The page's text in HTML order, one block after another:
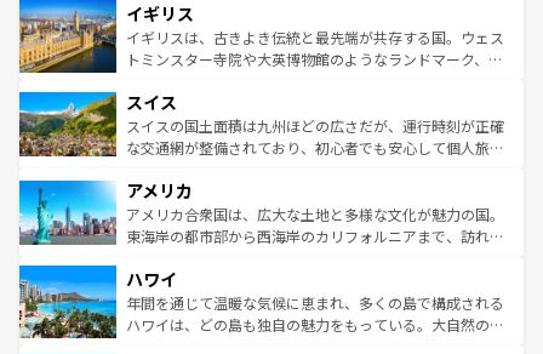
いる。シャンパンの発祥地であるランス、プロヴァンスの
香り高いラベンダー畑など、多彩な楽しみ方が可能だ。さ
らに、パリ以外の地域にも魅力が溢れており、どの街角に
れる地方に足を運ぶとそれぞれで全く異なる文化を体験で
きるだろう。 なお、新着のフランス情報はコンテンツ一覧
を参照してほしい。
顔を持つこの国は、どこを歩いても飽きることがない。ベ
ルリンの文化的活気、バイエルン州のアルプスの絶景、そ
してライン川沿いのワイン畑といった風景は必見。ビール
は、お酒好きな人にはぜひ体験してほしい。 なお、新着の
ドイツ情報はコンテンツ一覧を参照してほしい。
イギリス
イギリスは、古きよき伝統と最先端が共存する国。ウェス
トミンスター寺院や大英博物館のようなランドマーク、歴
リアごとに異なる魅力がある。また、優雅なアフタヌーン
ティー、ビール好きにはたまらない英国パブ、サッカー観
戦など、本場だからこそできる体験も豊富。イギリスを旅
ンツ一覧を参照してほしい。
スイス
スイスの国土面積は九州ほどの広さだが、運行時刻が正確
な交通網が整備されており、初心者でも安心して個人旅行
の建物がそのまま残る町や、スイスならではのユニークな
博物館もあり、アルプス観光だけでなく町歩きも満喫する
ことができる。国民の所得が高いため物価も高いが、旅行
ば市内交通費無料で観光を楽しむこともできる。 なお、新
着のスイス情報はコンテンツ一覧 を参照してほしい。
アメリカ
アメリカ合衆国は、広大な土地と多様な文化が魅力の国。
東海岸の都市部から西海岸のカリフォルニアまで、訪れる
のような巨大都市は、観光、ショッピング、エンターテイ
ンメントが詰まった刺激的なスポットだ。一方、アメリカ
西部には大自然が広がり、グランドキャニオンやイエロー
ハワイ
年間を通じて温暖な気候に恵まれ、多くの島で構成される
ハワイは、どの島も独自の魅力をもっている。大自然の神